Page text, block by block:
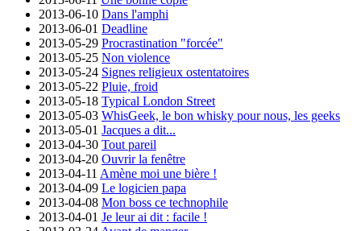
2013-06-10 Dans l'amphi
2013-06-01 Deadline
2013-05-29 Procrastination "forcée"
2013-05-25 Non violence
2013-05-24 Signes religieux ostentatoires
2013-05-22 Pluie, froid
2013-05-18 Typical London Street
2013-05-03 WhisGeek, le bon whisky pour nous, les geeks
2013-05-01 Jacques a dit...
2013-04-30 Tout pareil
2013-04-20 Ouvrir la fenêtre
2013-04-11 Amène moi une bière !
2013-04-09 Le logicien papa
2013-04-08 Mon boss ce technophile
2013-04-01 Je leur ai dit : facile !